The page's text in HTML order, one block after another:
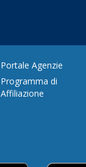
Portale Agenzie
Programma di
Affiliazione